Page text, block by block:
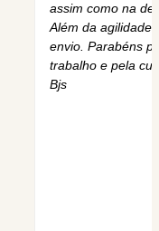
assim como na
Além da agilidade
envio. Parabéns
trabalho e pela
Bjs